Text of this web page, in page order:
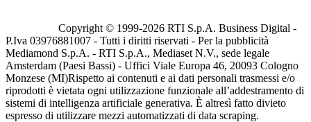
Copyright © 1999-2026 RTI S.p.A. Business Digital -
P.Iva 03976881007 - Tutti i diritti riservati - Per la pubblicità
Mediamond S.p.A. - RTI S.p.A., Mediaset N.V., sede legale
Amsterdam (Paesi Bassi) - Uffici Viale Europa 46, 20093 Cologno
Monzese (MI)Rispetto ai contenuti e ai dati personali trasmessi e/o
riprodotti è vietata ogni utilizzazione funzionale all’addestramento di
sistemi di intelligenza artificiale generativa. È altresì fatto divieto
espresso di utilizzare mezzi automatizzati di data scraping.